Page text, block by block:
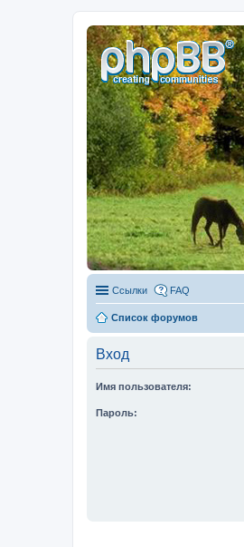
Ссылки FAQ
Список форумов
Вход
Имя пользователя:
Пароль: